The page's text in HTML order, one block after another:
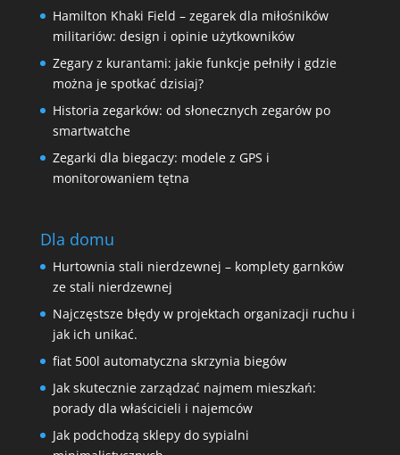
Hamilton Khaki Field – zegarek dla miłośników
militariów: design i opinie użytkowników
Zegary z kurantami: jakie funkcje pełniły i gdzie
można je spotkać dzisiaj?
Historia zegarków: od słonecznych zegarów po
smartwatche
Zegarki dla biegaczy: modele z GPS i
monitorowaniem tętna
Dla domu
Hurtownia stali nierdzewnej – komplety garnków
ze stali nierdzewnej
Najczęstsze błędy w projektach organizacji ruchu i
jak ich unikać.
fiat 500l automatyczna skrzynia biegów
Jak skutecznie zarządzać najmem mieszkań:
porady dla właścicieli i najemców
Jak podchodzą sklepy do sypialni